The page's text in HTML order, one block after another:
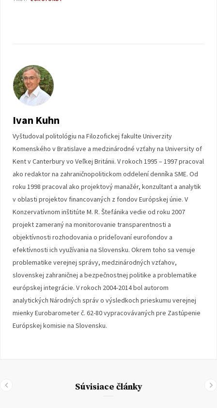
Ivan Kuhn
Vyštudoval politológiu na Filozofickej fakulte Univerzity
Komenského v Bratislave a medzinárodné vzťahy na University of
Kent v Canterbury vo Veľkej Británii. V rokoch 1995 – 1997 pracoval
ako redaktor na zahraničnopolitickom oddelení denníka SME. Od
roku 1998 pracoval ako projektový manažér, konzultant a analytik
v oblasti projektov financovaných z fondov Európskej únie. V
Konzervatívnom inštitúte M. R. Štefánika vedie od roku 2007
projekt zameraný na monitorovanie transparentnosti a
objektívnosti rozhodovania o prideľovaní eurofondov a
efektívnosti ich využívania na Slovensku. Okrem toho sa venuje
problematike verejnej správy, medzinárodných vzťahov,
slovenskej zahraničnej a bezpečnostnej politike a problematike
európskej integrácie. V rokoch 2004-2014 bol autorom
analytických Národných správ o výsledkoch prieskumu verejnej
mienky Eurobarometer č. 62-80 vypracovávaných pre Zastúpenie
Európskej komisie na Slovensku.
Súvisiace články